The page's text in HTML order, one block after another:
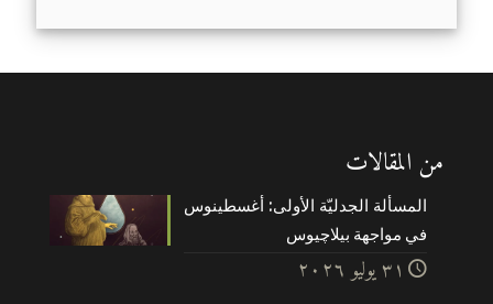
من المقالات
المسألة الجدليّة الأولى: أغسطينوس
في مواجهة بيلاچيوس
۳۱ يوليو ۲۰۲٦